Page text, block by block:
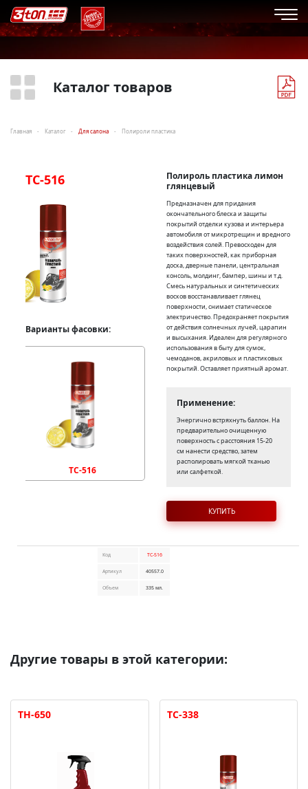
Каталог товаров
Главная Каталог Для салона Полироли пластика
TC-516
Варианты фасовки:
TC-516
Полироль пластика лимон
глянцевый
Предназначен для придания
окончательного блеска и защиты
покрытий отделки кузова и интерьера
автомобиля от микротрещин и вредного
воздействия солей. Превосходен для
таких поверхностей, как приборная
доска, дверные панели, центральная
консоль, молдинг, бампер, шины и т.д.
Смесь натуральных и синтетических
восков восстанавливает глянец
поверхности, снимает статическое
электричество. Предохраняет покрытия
от действия солнечных лучей, царапин
и высыхания. Идеален для регулярного
использования в быту для сумок,
чемоданов, акриловых и пластиковых
покрытий. Оставляет приятный аромат.
Применение:
Энергично встряхнуть баллон. На
предварительно очищенную
поверхность с расстояния 15-20
см нанести средство, затем
располировать мягкой тканью
или салфеткой.
КУПИТЬ
Код TC-516
Артикул 40557.0
Объем 335 мл.
Другие товары в этой категории:
TH-650 TC-338